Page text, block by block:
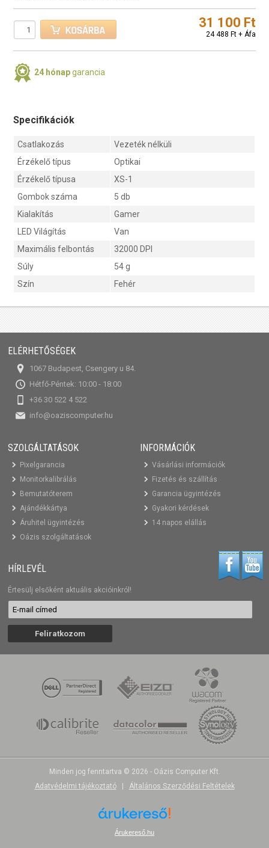
31 100 Ft
24 488 Ft + Áfa
24 hónapgarancia
Specifikációk
Csatlakozás
Vezeték nélküli
Érzékelő típus
Optikai
Érzékelő típusa
XS-1
Gombok száma
5 db
Kialakítás
Gamer
LED Világítás
Van
Maximális felbontás
32000 DPI
Súly
54 g
Szín
Fehér
ELÉRHETŐSÉGEK
1067 Budapest, Csengery u 84.
Hétfő-Péntek: 10:00 - 18:00
+36 30 522 4 522
info@oaziscomputer.hu
SZOLGÁLTATÁSOK
Pixelgarancia
Monitorkalibrálás
Bemutatóterem
Ajándékkártya
Áruhitel ügyintézés
Oázis szolgáltatások
INFORMÁCIÓK
Vásárlási információk
Fizetés és szállítás
Garancia ügyintézés
Gyakori kérdések
14 napos elállás
HÍRLEVÉL
Értesülj elsőként aktuális akcióinkról!
Minden jog fenntartva © 2026 - Oázis Computer Kft.
Adatvédelmi tájékoztató
Általános Szerződési Feltételek
Árukereső.hu